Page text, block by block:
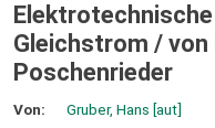
Gleichstrom / von
Poschenrieder
Von: Gruber, Hans [aut]